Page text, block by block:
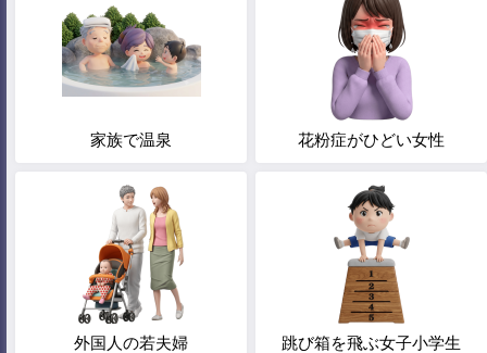
家族で温泉 花粉症がひどい女性
外国人の若夫婦 跳び箱を飛ぶ女子小学生